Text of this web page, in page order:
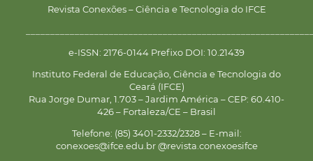
Revista Conexões – Ciência e Tecnologia do IFCE
e-ISSN: 2176-0144 Prefixo DOI: 10.21439
Instituto Federal de Educação, Ciência e Tecnologia do
Ceará (IFCE)
Rua Jorge Dumar, 1.703 – Jardim América – CEP: 60.410-
426 – Fortaleza/CE – Brasil
Telefone: (85) 3401-2332/2328 – E-mail:
conexoes@ifce.edu.br @revista.conexoesifce